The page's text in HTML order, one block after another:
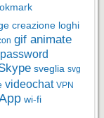
creazione loghi
gif animate
password
sveglia svg
videochat VPN
wi-fi